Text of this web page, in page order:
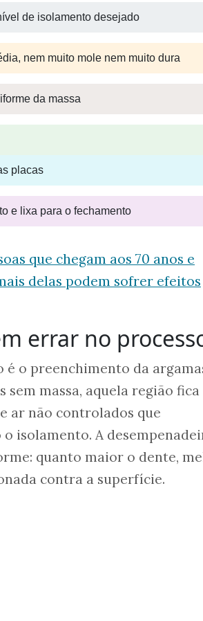
de isolamento desejado
nem muito mole nem muito dura
da massa
placas
e lixa para o fechamento
que chegam aos 70 anos e
delas podem sofrer efeitos
errar no
o preenchimento da
massa, aquela região fica
ar não controlados que
isolamento. A
quanto maior o dente,
contra a superfície.